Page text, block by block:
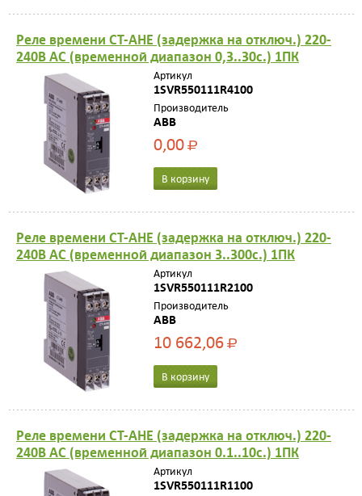
Реле времени CT-AHE (задержка на отключ.) 220-
240B AC (временной диапазон 0,3..30с.) 1ПК
Артикул
1SVR550111R4100
Производитель
ABB
0,00Р
В корзину
Реле времени CT-AHE (задержка на отключ.) 220-
240B AC (временной диапазон 3..300с.) 1ПК
Артикул
1SVR550111R2100
Производитель
ABB
10 662,06Р
В корзину
Реле времени CT-AHE (задержка на отключ.) 220-
240B AC (временной диапазон 0.1..10с.) 1ПК
Артикул
1SVR550111R1100